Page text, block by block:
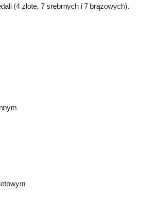
(4 złote, 7 srebrnych i 7 brązowych).